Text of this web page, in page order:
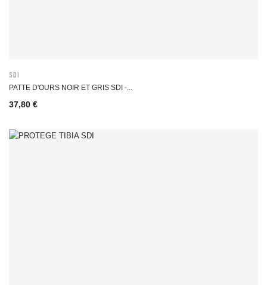
SDI
PATTE D'OURS NOIR ET GRIS SDI -...
37,80 €